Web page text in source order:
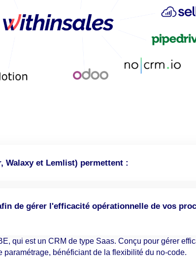
Walaxy et Lemlist) permettent :
de gérer l'efficacité opérationnelle de vos
qui est un CRM de type Saas. Conçu pour gérer
bénéficiant de la flexibilité du no-code.